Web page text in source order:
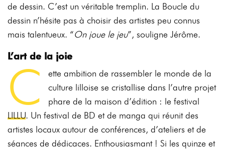
de dessin. C’est un véritable tremplin. La Boucle du
dessin n’hésite pas à choisir des artistes peu connus
mais talentueux. “On joue le jeu”, souligne Jérôme.
L’art de la joie
C
ette ambition de rassembler le monde de la
culture lilloise se cristallise dans l’autre projet
phare de la maison d’édition : le festival
LILLU. Un festival de BD et de manga qui réunit des
artistes locaux autour de conférences, d’ateliers et de
séances de dédicaces. Enthousiasmant ! Si les quinze et